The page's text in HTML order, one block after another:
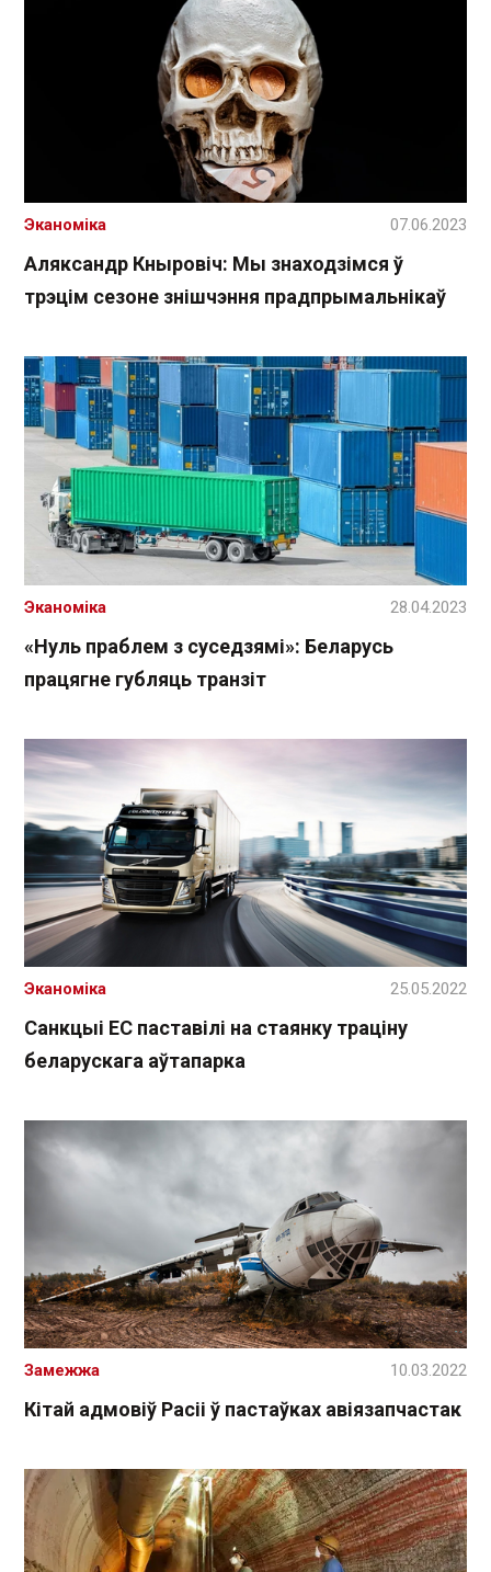
Аляксандр Кныровіч: Мы знаходзімся ў
трэцім сезоне знішчэння прадпрымальнікаў
Эканоміка 07.06.2023
«Нуль праблем з суседзямі»: Беларусь
працягне губляць транзіт
Эканоміка 28.04.2023
Санкцыі ЕС паставілі на стаянку траціну
беларускага аўтапарка
Эканоміка 25.05.2022
Кітай адмовіў Расіі ў пастаўках авіязапчастак
Замежжа 10.03.2022